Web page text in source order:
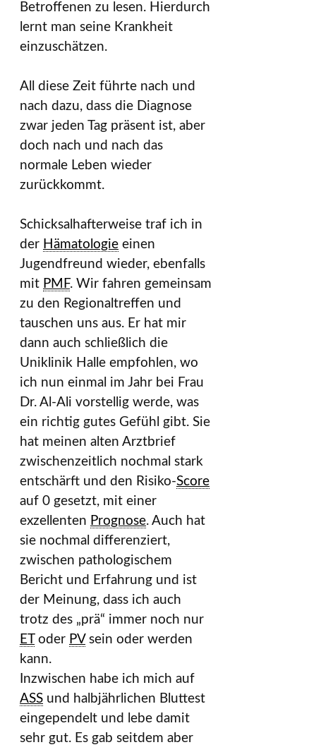
Betroffenen zu lesen. Hierdurch
lernt man seine Krankheit
einzuschätzen.
All diese Zeit führte nach und
nach dazu, dass die Diagnose
zwar jeden Tag präsent ist, aber
doch nach und nach das
normale Leben wieder
zurückkommt.
Schicksalhafterweise traf ich in
der Hämatologie einen
Jugendfreund wieder, ebenfalls
mit PMF. Wir fahren gemeinsam
zu den Regionaltreffen und
tauschen uns aus. Er hat mir
dann auch schließlich die
Uniklinik Halle empfohlen, wo
ich nun einmal im Jahr bei Frau
Dr. Al-Ali vorstellig werde, was
ein richtig gutes Gefühl gibt. Sie
hat meinen alten Arztbrief
zwischenzeitlich nochmal stark
entschärft und den Risiko-Score
auf 0 gesetzt, mit einer
exzellenten Prognose. Auch hat
sie nochmal differenziert,
zwischen pathologischem
Bericht und Erfahrung und ist
der Meinung, dass ich auch
trotz des „prä“ immer noch nur
ET
oder PV sein oder werden
kann.
Inzwischen habe ich mich auf
ASS und halbjährlichen Bluttest
eingependelt und lebe damit
sehr gut. Es gab seitdem aber